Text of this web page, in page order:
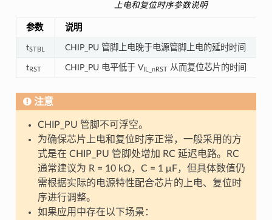
上电和复位时序参数说明
参数 说明
tSTBL CHIP_PU 管脚上电晚于电源管脚上电的延时时间
tRST CHIP_PU 电平低于 V IL_nRST 从而复位芯片的时间
注意
CHIP_PU 管脚不可浮空。
为确保芯片上电和复位时序正常，一般采用的方
式是在 CHIP_PU 管脚处增加 RC 延迟电路。RC
通常建议为 R = 10 kΩ，C = 1 μF，但具体数值仍
需根据实际的电源特性配合芯片的上电、复位时
序进行调整。
如果应用中存在以下场景：